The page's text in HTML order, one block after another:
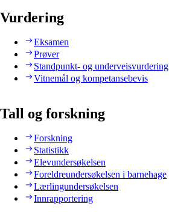
Vurdering
Eksamen
Prøver
Standpunkt- og underveisvurdering
Vitnemål og kompetansebevis
Tall og forskning
Forskning
Statistikk
Elevundersøkelsen
Foreldreundersøkelsen i barnehage
Lærlingundersøkelsen
Innrapportering